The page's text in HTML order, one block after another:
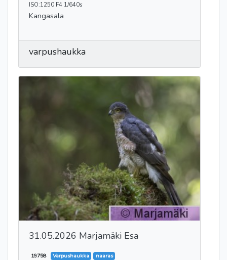
ISO:1250 F4 1/640s
Kangasala
varpushaukka
31.05.2026 Marjamäki Esa
19758 Varpushaukka naaras